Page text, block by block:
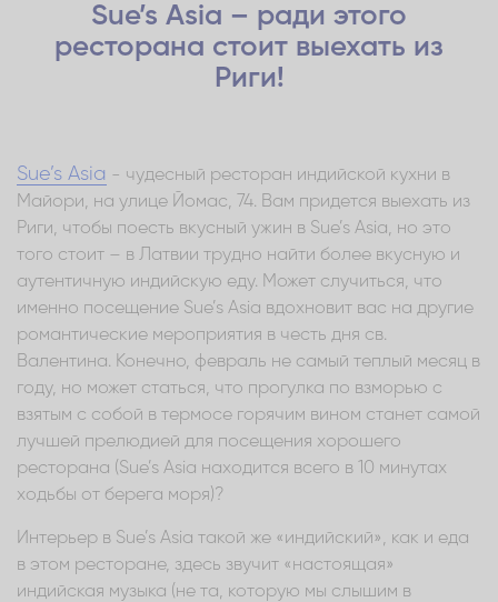
Sue’s Asia – ради этого
ресторана стоит выехать из
Риги!
Sue’s Asia - чудесный ресторан индийской кухни в
Майори, на улице Йомас, 74. Вам придется выехать из
Риги, чтобы поесть вкусный ужин в Sue’s Asia, но это
того стоит – в Латвии трудно найти более вкусную и
аутентичную индийскую еду. Может случиться, что
именно посещение Sue’s Asia вдохновит вас на другие
романтические мероприятия в честь дня св.
Валентина. Конечно, февраль не самый теплый месяц в
году, но может статься, что прогулка по взморью с
взятым с собой в термосе горячим вином станет самой
лучшей прелюдией для посещения хорошего
ресторана (Sue’s Asia находится всего в 10 минутах
ходьбы от берега моря)?
Интерьер в Sue’s Asia такой же «индийский», как и еда
в этом ресторане, здесь звучит «настоящая»
индийская музыка (не та, которую мы слышим в